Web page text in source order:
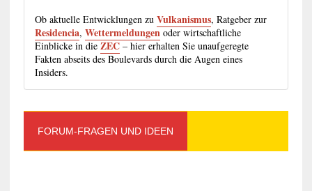
Ob aktuelle Entwicklungen zu Vulkanismus, Ratgeber zur
Residencia, Wettermeldungenoder wirtschaftliche
Einblicke in die ZEC– hier erhalten Sie unaufgeregte
Fakten abseits des Boulevards durch die Augen eines
Insiders.
FORUM-FRAGEN UND IDEEN